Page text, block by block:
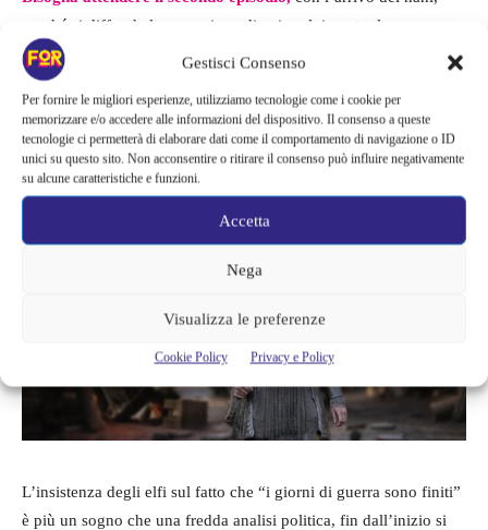
Gestisci Consenso
Per fornire le migliori esperienze, utilizziamo tecnologie come i cookie per
memorizzare e/o accedere alle informazioni del dispositivo. Il consenso a queste
tecnologie ci permetterà di elaborare dati come il comportamento di navigazione o ID
unici su questo sito. Non acconsentire o ritirare il consenso può influire negativamente
su alcune caratteristiche e funzioni.
Accetta
Nega
Visualizza le preferenze
Cookie Policy Privacy e Policy
perché si diffonda la sensazione di coinvolgimento, la
sensazione che si tratti di un mondo pienamente realizzato in cui
vale la pena immergersi con tutto il cuore. I nani lo rafforzano e
mitigano alcuni degli istinti più pomposi della serie,non è uno
spoiler dire che l’idillio iniziale si infrange presto.
L’insistenza degli elfi sul fatto che “i giorni di guerra sono finiti”
è più un sogno che una fredda analisi politica, fin dall’inizio si